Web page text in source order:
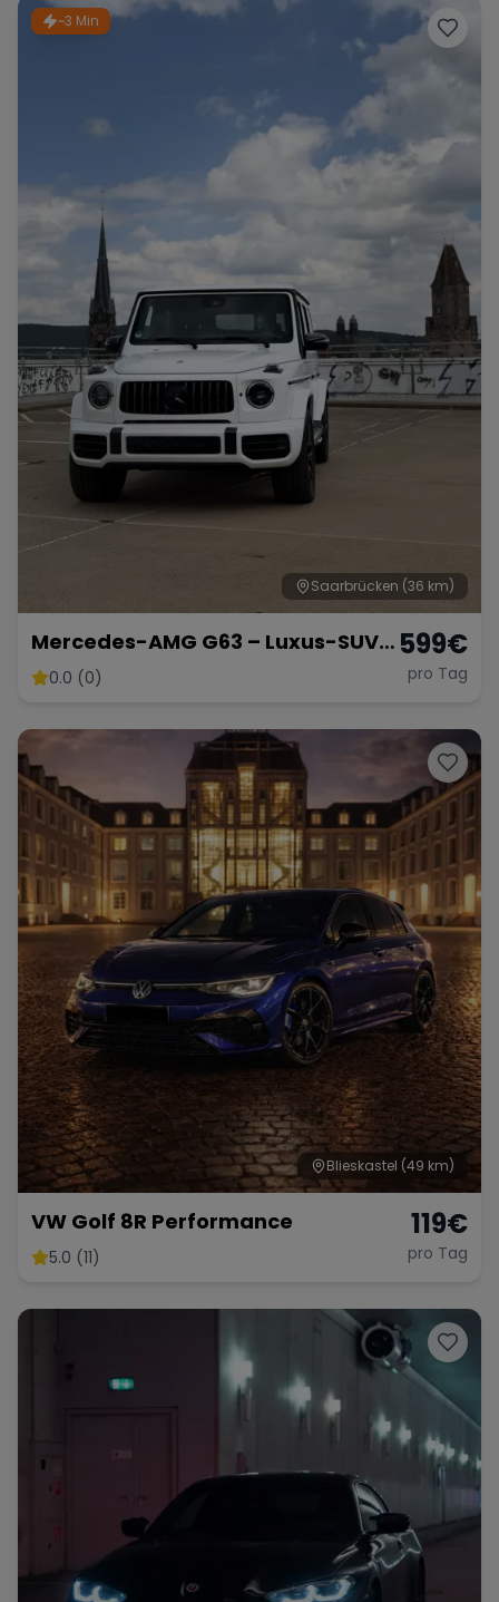
~3 Min
Saarbrücken (36 km)
Mercedes-AMG G63 – Luxus-SUV
in Weiß Matt
0.0 (0)
599€
pro Tag
Blieskastel (49 km)
VW Golf 8R Performance
5.0 (11)
119€
pro Tag